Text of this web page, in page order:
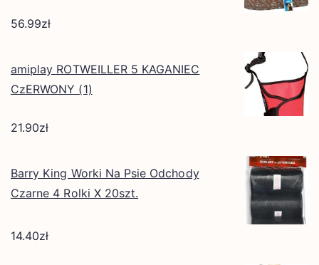
56.99zł
amiplay ROTWEILLER 5 KAGANIEC
CzERWONY (1)
21.90zł
Barry King Worki Na Psie Odchody
Czarne 4 Rolki X 20szt.
14.40zł